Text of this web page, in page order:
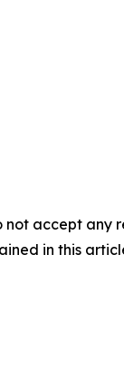
accept
in this